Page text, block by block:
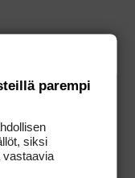
parempi
siksi
vastaavia